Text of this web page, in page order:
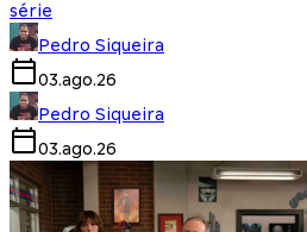
série
Pedro Siqueira
03.ago.26
Pedro Siqueira
03.ago.26